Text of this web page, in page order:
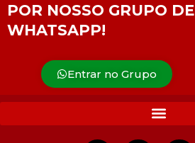
POR NOSSO GRUPO DE
WHATSAPP!
Entrar no Grupo